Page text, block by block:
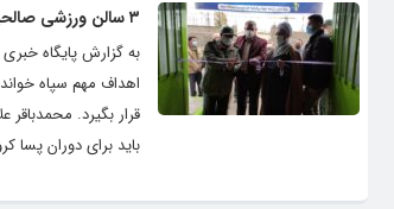
۳ سالن ورزشی صالحین سپاه خوی افتتاح شد
به گزارش پایگاه
اهداف مهم سپاه
قرار بگیرد.
باید برای دوران پسا